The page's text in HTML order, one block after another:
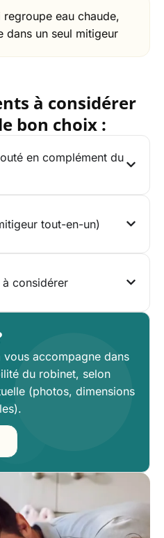
eau chaude,
dans un seul mitigeur
à considérer
bon choix :
en complément du
tout-en-un)
considérer
accompagne dans
du robinet, selon
(photos, dimensions